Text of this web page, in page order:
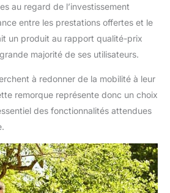
au regard de l’investissement
entre les prestations offertes et le
un produit au rapport qualité-prix
majorité de ses utilisateurs.
à redonner de la mobilité à leur
remorque représente donc un choix
des fonctionnalités attendues